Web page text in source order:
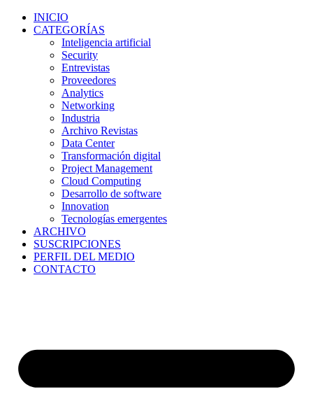
INICIO
CATEGORÍAS
Inteligencia artificial
Security
Entrevistas
Proveedores
Analytics
Networking
Industria
Archivo Revistas
Data Center
Transformación digital
Project Management
Cloud Computing
Desarrollo de software
Innovation
Tecnologías emergentes
ARCHIVO
SUSCRIPCIONES
PERFIL DEL MEDIO
CONTACTO